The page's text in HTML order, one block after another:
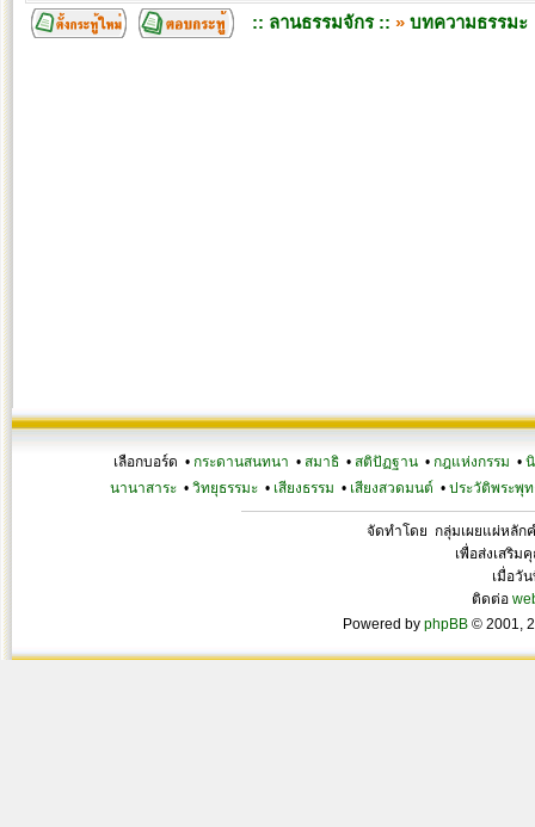
:: ลานธรรมจักร :: » บทความธรรมะ
เลือกบอร์ด • กระดานสนทนา • สมาธิ • สติปัฏฐาน • กฎแห่งกรรม •
นานาสาระ• วิทยุธรรมะ• เสียงธรรม • เสียงสวดมนต์ • ประวัติพระพุท
จัดทำโดย กลุ่มเผยแผ่หลัก
เพื่อส่งเสริม
เมื่อวั
ติดต่อ
Powered by phpBB © 2001,